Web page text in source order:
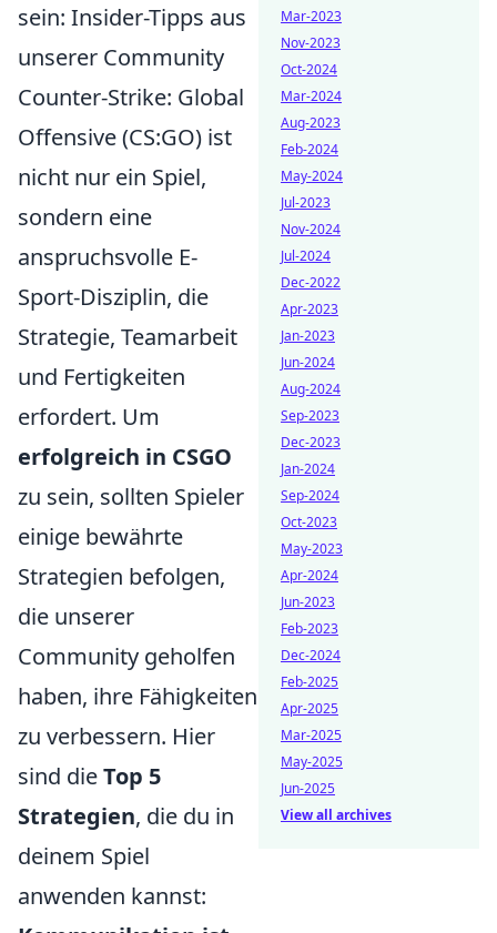
sein: Insider-Tipps aus
unserer Community
Counter-Strike: Global
Offensive (CS:GO) ist
nicht nur ein Spiel,
sondern eine
anspruchsvolle E-
Sport-Disziplin, die
Strategie, Teamarbeit
und Fertigkeiten
erfordert. Um
erfolgreich in CSGO
zu sein, sollten Spieler
einige bewährte
Strategien befolgen,
die unserer
Community geholfen
haben, ihre Fähigkeiten
zu verbessern. Hier
sind dieTop 5
Strategien, die du in
deinem Spiel
anwenden kannst:
Mar-2023
Nov-2023
Oct-2024
Mar-2024
Aug-2023
Feb-2024
May-2024
Jul-2023
Nov-2024
Jul-2024
Dec-2022
Apr-2023
Jan-2023
Jun-2024
Aug-2024
Sep-2023
Dec-2023
Jan-2024
Sep-2024
Oct-2023
May-2023
Apr-2024
Jun-2023
Feb-2023
Dec-2024
Feb-2025
Apr-2025
Mar-2025
May-2025
Jun-2025
View all archives